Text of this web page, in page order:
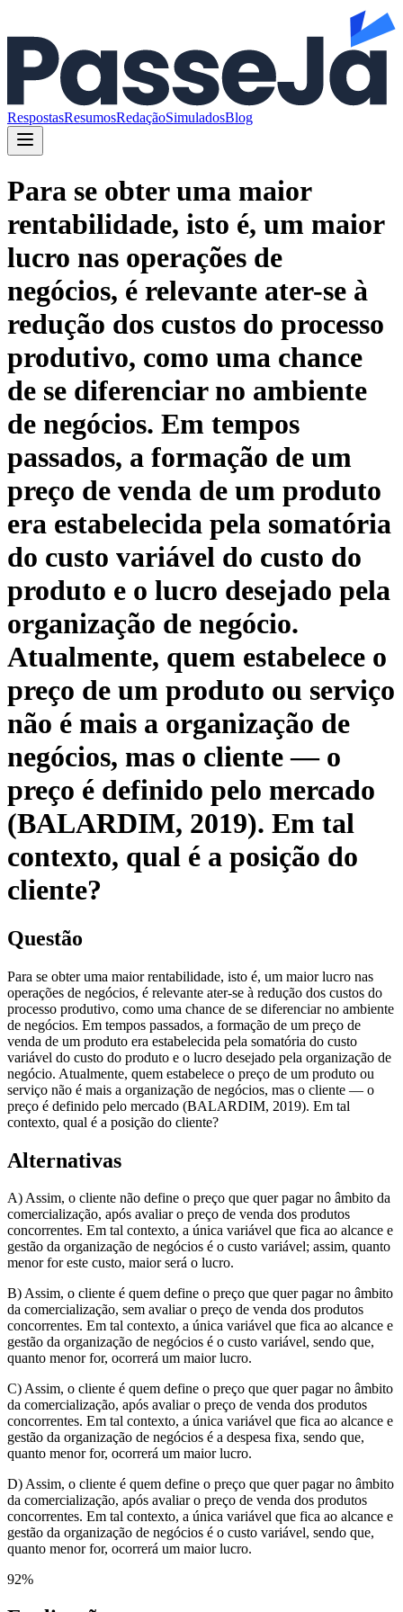
RespostasResumosRedaçãoSimuladosBlog
Para se obter uma maior
rentabilidade, isto é, um maior
lucro nas operações de
negócios, é relevante ater-se à
redução dos custos do processo
produtivo, como uma chance
de se diferenciar no ambiente
de negócios. Em tempos
passados, a formação de um
preço de venda de um produto
era estabelecida pela somatória
do custo variável do custo do
produto e o lucro desejado pela
organização de negócio.
Atualmente, quem estabelece o
preço de um produto ou serviço
não é mais a organização de
negócios, mas o cliente — o
preço é definido pelo mercado
(BALARDIM, 2019). Em tal
contexto, qual é a posição do
cliente?
Questão
Para se obter uma maior rentabilidade, isto é, um maior lucro nas
operações de negócios, é relevante ater-se à redução dos custos do
processo produtivo, como uma chance de se diferenciar no ambiente
de negócios. Em tempos passados, a formação de um preço de
venda de um produto era estabelecida pela somatória do custo
variável do custo do produto e o lucro desejado pela organização de
negócio. Atualmente, quem estabelece o preço de um produto ou
serviço não é mais a organização de negócios, mas o cliente — o
preço é definido pelo mercado (BALARDIM, 2019). Em tal
contexto, qual é a posição do cliente?
Alternativas
A) Assim, o cliente não define o preço que quer pagar no âmbito da
comercialização, após avaliar o preço de venda dos produtos
concorrentes. Em tal contexto, a única variável que fica ao alcance e
gestão da organização de negócios é o custo variável; assim, quanto
menor for este custo, maior será o lucro.
B) Assim, o cliente é quem define o preço que quer pagar no âmbito
da comercialização, sem avaliar o preço de venda dos produtos
concorrentes. Em tal contexto, a única variável que fica ao alcance e
gestão da organização de negócios é o custo variável, sendo que,
quanto menor for, ocorrerá um maior lucro.
C) Assim, o cliente é quem define o preço que quer pagar no âmbito
da comercialização, após avaliar o preço de venda dos produtos
concorrentes. Em tal contexto, a única variável que fica ao alcance e
gestão da organização de negócios é a despesa fixa, sendo que,
quanto menor for, ocorrerá um maior lucro.
D) Assim, o cliente é quem define o preço que quer pagar no âmbito
da comercialização, após avaliar o preço de venda dos produtos
concorrentes. Em tal contexto, a única variável que fica ao alcance e
gestão da organização de negócios é o custo variável, sendo que,
quanto menor for, ocorrerá um maior lucro.
92%